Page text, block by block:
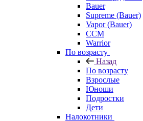
Bauer
Supreme (Bauer)
Vapor (Bauer)
CCM
Warrior
По возрасту
Назад
По возрасту
Взрослые
Юноши
Подростки
Дети
Налокотники